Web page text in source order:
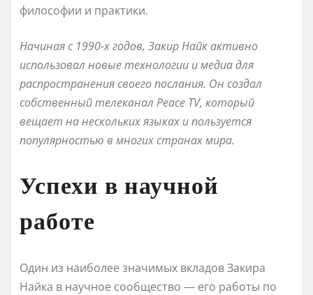
философии и практики.
Начиная с 1990-х годов, Закир Найк активно
использовал новые технологии и медиа для
распространения своего послания. Он создал
собственный телеканал Peace TV, который
вещает на нескольких языках и пользуется
популярностью в многих странах мира.
Успехи в научной
работе
Один из наиболее значимых вкладов Закира
Найка в научное сообщество — его работы по